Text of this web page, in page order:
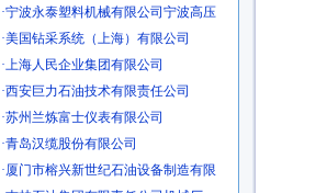
·美国钻采系统（上海）有限公司
·上海人民企业集团有限公司
·西安巨力石油技术有限责任公司
·苏州兰炼富士仪表有限公司
·青岛汉缆股份有限公司
·厦门市榕兴新世纪石油设备制造有限
·吉林石油集团有限责任公司机械厂